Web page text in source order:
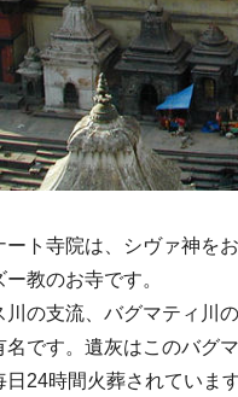
ート寺院は、シヴァ神を
教のお寺です。
川の支流、バグマティ川
名です。遺灰はこのバグ
日24時間火葬されていま